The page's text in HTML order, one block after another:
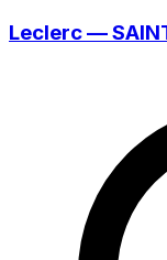
Leclerc —